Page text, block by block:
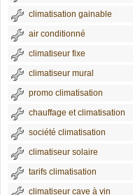
climatisation gainable
air conditionné
climatiseur fixe
climatiseur mural
promo climatisation
chauffage et climatisation
société climatisation
climatiseur solaire
tarifs climatisation
climatiseur cave à vin